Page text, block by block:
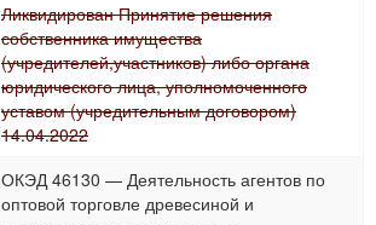
Ликвидирован Принятие решения
собственника имущества
(учредителей,участников) либо органа
юридического лица, уполномоченного
уставом (учредительным договором)
14.04.2022
ОКЭД 46130 — Деятельность агентов по
оптовой торговле древесиной и